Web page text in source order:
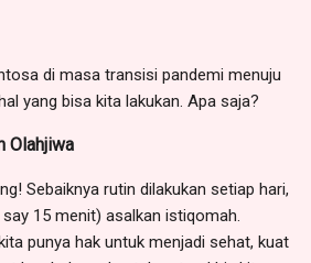
di masa transisi pandemi menuju
yang bisa kita lakukan. Apa saja?
Olahjiwa
Sebaiknya rutin dilakukan setiap hari,
15 menit) asalkan istiqomah.
punya hak untuk menjadi sehat, kuat